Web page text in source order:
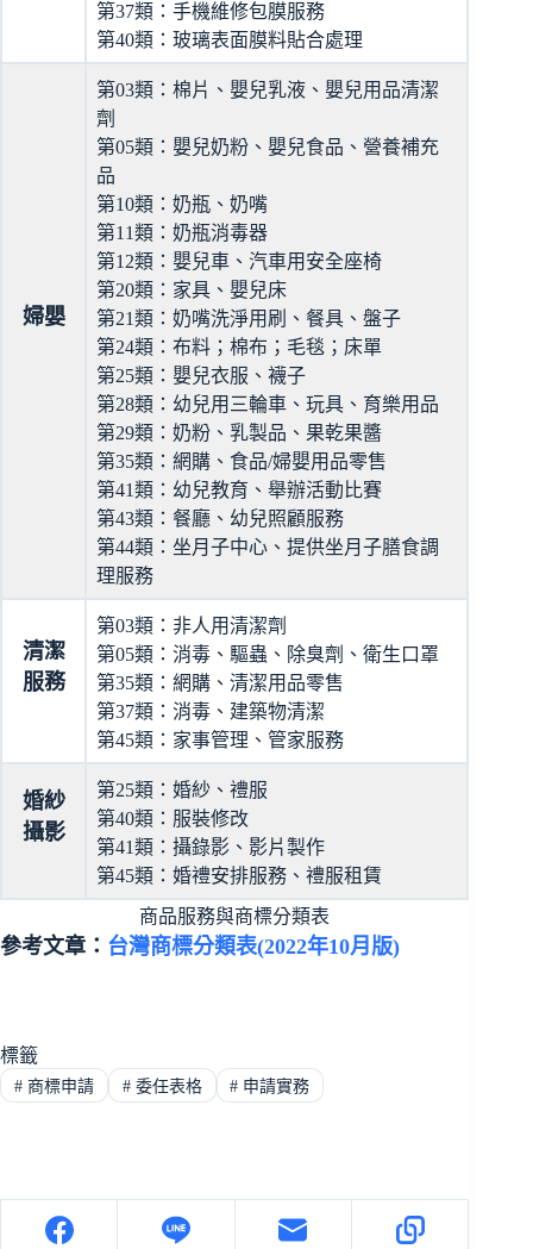
第37類：手機維修包膜服務
第40類：玻璃表面膜料貼合處理
婦嬰
第03類：棉片、嬰兒乳液、嬰兒用品清潔
劑
第05類：嬰兒奶粉、嬰兒食品、營養補充
品
第10類：奶瓶、奶嘴
第11類：奶瓶消毒器
第12類：嬰兒車、汽車用安全座椅
第20類：家具、嬰兒床
第21類：奶嘴洗淨用刷、餐具、盤子
第24類：布料；棉布；毛毯；床單
第25類：嬰兒衣服、襪子
第28類：幼兒用三輪車、玩具、育樂用品
第29類：奶粉、乳製品、果乾果醬
第35類：網購、食品/婦嬰用品零售
第41類：幼兒教育、舉辦活動比賽
第43類：餐廳、幼兒照顧服務
第44類：坐月子中心、提供坐月子膳食調
理服務
清潔
服務
第03類：非人用清潔劑
第05類：消毒、驅蟲、除臭劑、衛生口罩
第35類：網購、清潔用品零售
第37類：消毒、建築物清潔
第45類：家事管理、管家服務
婚紗
攝影
第25類：婚紗、禮服
第40類：服裝修改
第41類：攝錄影、影片製作
第45類：婚禮安排服務、禮服租賃
商品服務與商標分類表
參考文章： 台灣商標分類表(2022年10月版)
標籤
#商標申請 #委任表格 # 申請實務